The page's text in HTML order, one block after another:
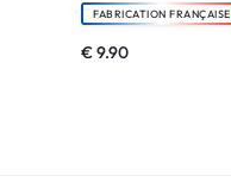
FABRICATION FRANÇAISE
€9.90